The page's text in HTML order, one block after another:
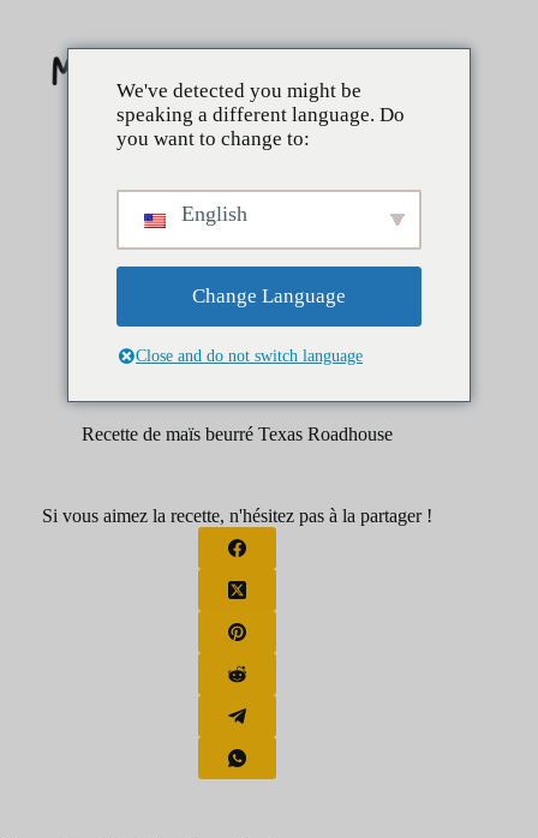
Recette de maïs beurré Texas Roadhouse
Si vous aimez la recette, n'hésitez pas à la partager !
We've detected you might be
speaking a different language. Do
you want to change to:
English
Change Language
Close and do not switch language